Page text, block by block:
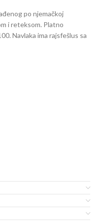
po njemačkoj
i reteksom. Platno
Navlaka ima rajsfešlus sa